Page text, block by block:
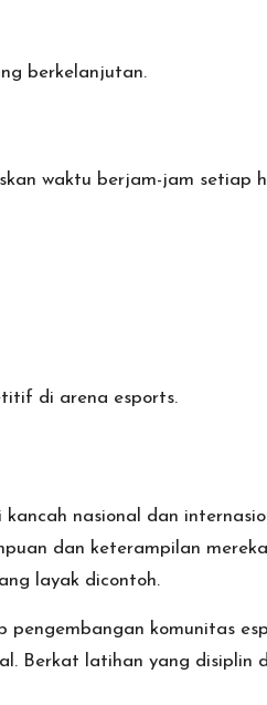
berkelanjutan.
waktu berjam-jam setiap
di arena esports.
nasional dan
dan keterampilan
layak dicontoh.
komunitas
Berkat latihan yang disiplin